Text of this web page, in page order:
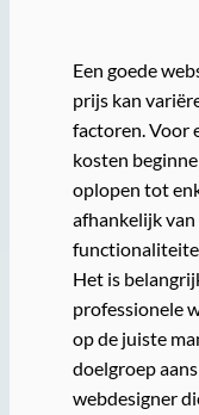
Een goede
prijs kan
factoren. Voor
kosten
oplopen tot
afhankelijk
Het is
professionele
op de juiste
doelgroep
webdesigner